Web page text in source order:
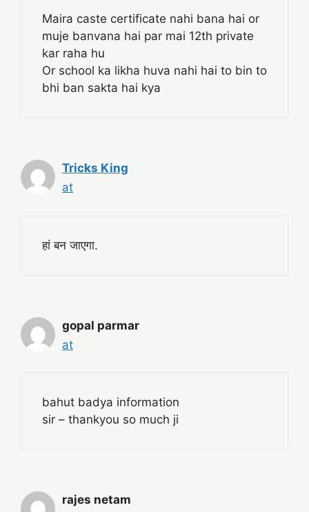
Maira caste certificate nahi bana hai or
muje banvana hai par mai 12th private
kar raha hu
Or school ka likha huva nahi hai to bin to
bhi ban sakta hai kya
Tricks King
at
हां बन जाएगा.
gopal parmar
at
bahut badya information
sir – thankyou so much ji
rajes netam